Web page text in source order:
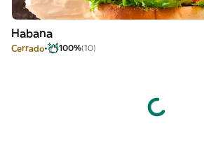
Habana
Cerrado 100%(10)